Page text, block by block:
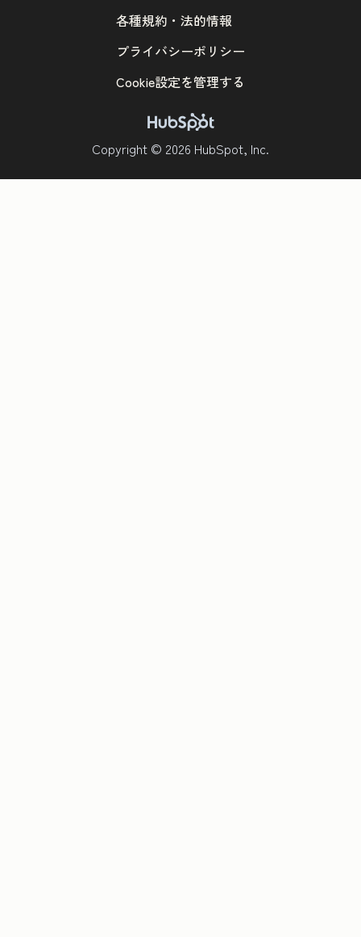
Copyright © 2026 HubSpot, Inc.
各種規約・法的情報
プライバシーポリシー
Cookie設定を管理する